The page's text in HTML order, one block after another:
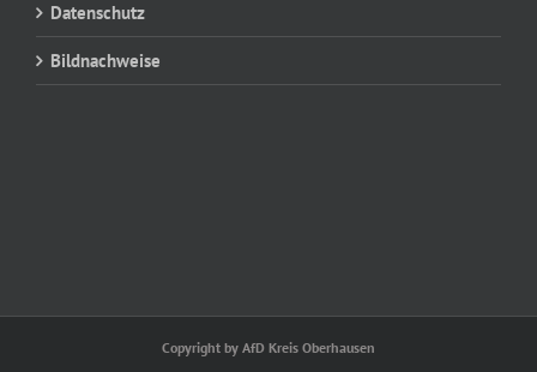
Datenschutz
Bildnachweise
Copyright by AfD Kreis Oberhausen